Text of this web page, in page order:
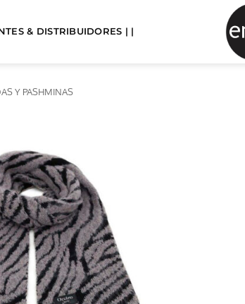
& DISTRIBUIDORES | |
Y PASHMINAS